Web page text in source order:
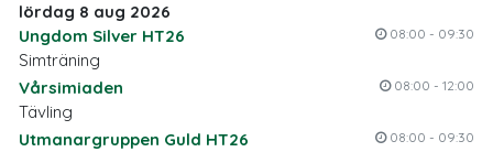
lördag 8 aug 2026
Ungdom Silver HT26
08:00 - 09:30
Simträning
Vårsimiaden
08:00 - 12:00
Tävling
Utmanargruppen Guld HT26
08:00 - 09:30